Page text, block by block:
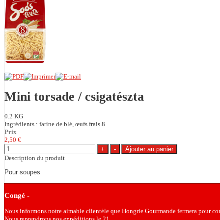
Mini torsade / csigatészta
0.2 KG
Ingrédients : farine de blé, œufs frais 8
Prix
2,50 €
Description du produit
Pour soupes
Congé -
Nous informons notre aimable clientèle que Hongrie Gourmande fermera pour